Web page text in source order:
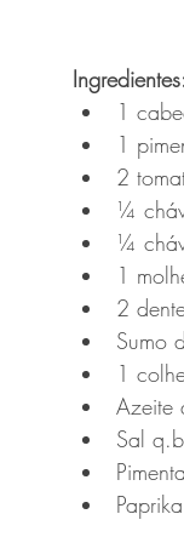
1
1
2
¼
¼
1
2
Sumo
1
Azeite
Sal